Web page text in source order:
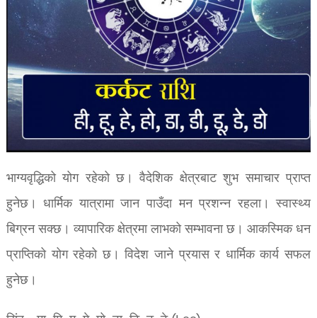
भाग्यवृद्धिको योग रहेको छ। वैदेशिक क्षेत्रबाट शुभ समाचार प्राप्त
हुनेछ। धार्मिक यात्रामा जान पाउँदा मन प्रशन्न रहला। स्वास्थ्य
बिग्रन सक्छ। व्यापारिक क्षेत्रमा लाभको सम्भावना छ। आकस्मिक धन
प्राप्तिको योग रहेको छ। विदेश जाने प्रयास र धार्मिक कार्य सफल
हुनेछ।